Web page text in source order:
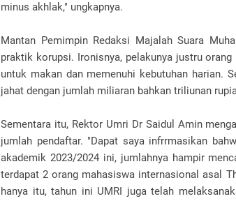
minus akhlak," ungkapnya.
Mantan Pemimpin Redaksi Majalah Suara
praktik korupsi. Ironisnya, pelakunya justru
untuk makan dan memenuhi kebutuhan harian.
jahat dengan jumlah miliaran bahkan triliunan
Sementara itu, Rektor Umri Dr Saidul Amin
jumlah pendaftar. "Dapat saya infrrmasikan
akademik 2023/2024 ini, jumlahnya hampir
terdapat 2 orang mahasiswa internasional asal
hanya itu, tahun ini UMRI juga telah